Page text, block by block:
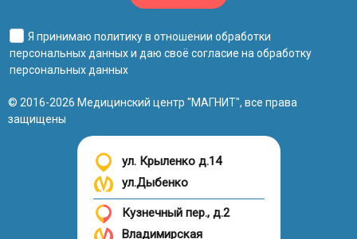
Я принимаю политику в отношении обработки
персональных данныхи даю своё согласие на обработку
персональных данных
© 2016-2026 Медицинский центр "МАГНИТ", все права
защищены
ул. Крыленко д.14
ул.Дыбенко
Кузнечный пер., д.2
Владимирская